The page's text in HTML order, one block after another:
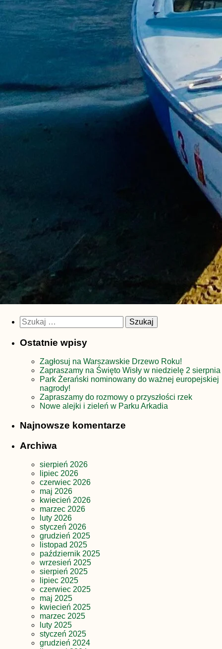
Szukaj:
Ostatnie wpisy
Zagłosuj na Warszawskie Drzewo Roku!
Zapraszamy na Święto Wisły w niedzielę 2 sierpnia
Park Żerański nominowany do ważnej europejskiej
nagrody!
Zapraszamy do rozmowy o przyszłości rzek
Nowe alejki i zieleń w Parku Arkadia
Najnowsze komentarze
Archiwa
sierpień 2026
lipiec 2026
czerwiec 2026
maj 2026
kwiecień 2026
marzec 2026
luty 2026
styczeń 2026
grudzień 2025
listopad 2025
październik 2025
wrzesień 2025
sierpień 2025
lipiec 2025
czerwiec 2025
maj 2025
kwiecień 2025
marzec 2025
luty 2025
styczeń 2025
grudzień 2024